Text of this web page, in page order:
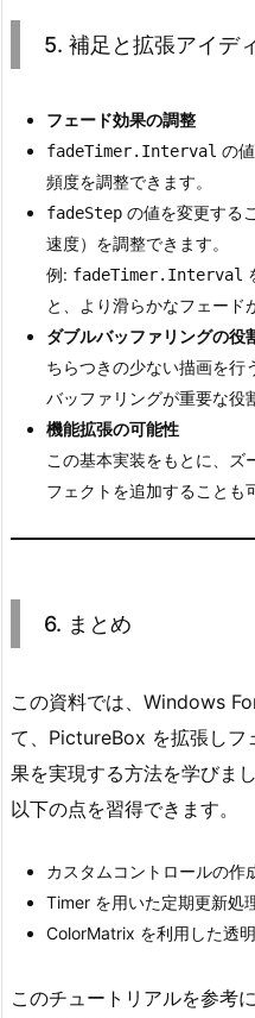
5. 補足と拡張アイデ
フェード効果の調整
fadeTimer.Interval の
頻度を調整できます。
fadeStep の値を変更する
速度）を調整できます。
例: fadeTimer.Interval
と、より滑らかなフェード
ダブルバッファリングの役
ちらつきの少ない描画を行
バッファリングが重要な役
機能拡張の可能性
この基本実装をもとに、ズ
フェクトを追加することも
6. まとめ
この資料では、Windows
て、PictureBox を拡張しフ
果を実現する方法を学びまし
以下の点を習得できます。
カスタムコントロールの作
Timer を用いた定期更新処
ColorMatrix を利用した透
このチュートリアルを参考